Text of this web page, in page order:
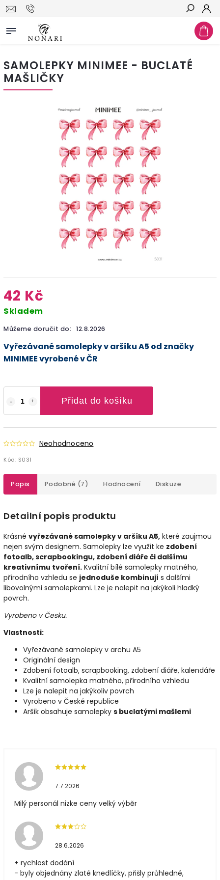
Hledat
SAMOLEPKY MINIMEE - BUCLATÉ
MAŠLIČKY
42 Kč
Skladem
Můžeme doručit do: 12.8.2026
Přidat do košíku
Neohodnoceno
Kód: S031
Vyřezávané samolepky v aršíku A5 od značky
MINIMEE vyrobené v ČR
Popis Podobné (7) Hodnocení Diskuze
Detailní popis produktu
Krásné vyřezávané samolepky v aršíku A5, které zaujmou
nejen svým designem. Samolepky lze využít ke zdobení
fotoalb, scrapbookingu, zdobení diáře či dalšímu
kreativnímu tvoření. Kvalitní bílé samolepky matného,
přírodního vzhledu se jednoduše kombinují s dalšími
libovolnými samolepkami. Lze je nalepit na jakýkoli hladký
povrch.
Vyrobeno v Česku.
Vlastnosti:
Vyřezávané samolepky v archu A5
Originální design
Zdobení fotoalb, scrapbooking, zdobení diáře, kalendáře
Kvalitní samolepka matného, přírodního vzhledu
Lze je nalepit na jakýkoliv povrch
Vyrobeno v České republice
Aršík obsahuje samolepky s buclatými mašlemi
7.7.2026
Milý personál nizke ceny velký výběr
28.6.2026
+ rychlost dodání
- byly objednány zlaté knedlíčky, přišly průhledné,